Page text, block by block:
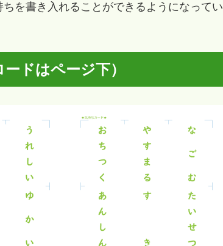
を書き入れることができるようになってい
ドはページ下）